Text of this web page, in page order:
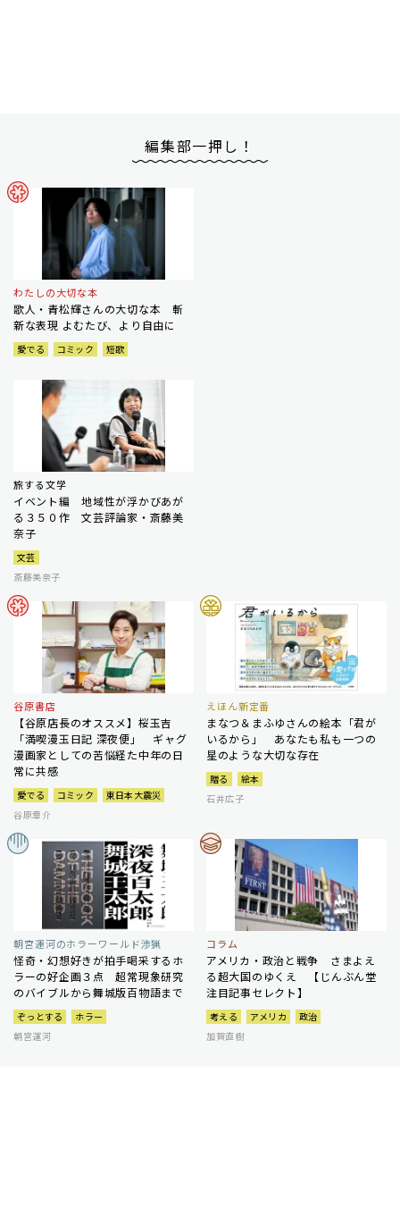
編集部一押し！
わたしの大切な本
歌人・青松輝さんの大切な本 斬
新な表現 よむたび、より自由に
愛でる コミック 短歌
旅する文学
イベント編 地域性が浮かびあが
る３５０作 文芸評論家・斎藤美
奈子
文芸
斎藤美奈子
谷原書店
【谷原店長のオススメ】桜玉吉
「満喫漫玉日記 深夜便」 ギャグ
漫画家としての苦悩経た中年の日
常に共感
愛でる コミック
東日本大震災
谷原章介
えほん新定番
まなつ＆まふゆさんの絵本「君が
いるから」 あなたも私も一つの
星のような大切な存在
贈る
絵本
石井広子
朝宮運河のホラーワールド渉猟
怪奇・幻想好きが拍手喝采するホ
ラーの好企画３点 超常現象研究
のバイブルから舞城版百物語まで
ぞっとする
ホラー
朝宮運河
コラム
アメリカ・政治と戦争 さまよえ
る超大国のゆくえ 【じんぶん堂
注目記事セレクト】
考える アメリカ
政治
加賀直樹